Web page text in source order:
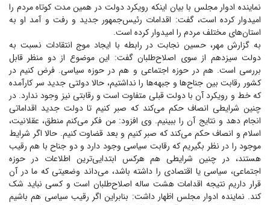
نماینده ادوار مجلس با بیان اینکه رویکرد دولت در همین مدت کوتاه مردم را
امیدوار کرده است، گفت: اقدامات رئیس‌جمهور جدید و رفت و آمد او به
استان‌های مختلف مردم را امیدوار کرده است.
به گزارش مهر، حسین نجابت در رابطه با ایجاد موج انتقادات نسبت به
دولت سیزدهم از سوی اصلاح‌طلبان گفت: این موضوع از دو منظر قابل
بررسی است. هم در حوزه اجتماعی و هم در حوزه سیاسی. فرض کنیم در
کشور رقابت بین جناح‌ها و جبهه‌ها را نداشتیم، حالا دولتی جدید سر کارآمده
که خط و رویکرد آن با دولت قبلی متفاوت است و رقابتی نیز وجود ندارد. در
چنین شرایطی انصاف حکم می‌کند که صبر کنیم تا دولت جدید اقداماتی
انجام دهد و نتایج آن را ببینیم. وی افزود: من فکر می‌کنم منطق، عقلانیت،
اسلام و انصاف حکم می‌کند که صبر کنیم و بعد قضاوت کنیم. حالا اگر شرایط
موجود را در نظر بگیریم که رقابت سیاسی وجود دارد و دو جناح با هم رقیب
هستند، در چنین شرایطی هم هرکس ابتدایی‌ترین اطلاعات در حوزه
اجتماعی، سیاسی یا اقتصادی را داشته باشد، می‌داند وضعیتی که ما در آن
قرار داریم نتیجه اقدامات هشت ساله اصلاح‌طلبان است و کسی نباید شک
کند. نماینده ادوار مجلس اظهار داشت: بنابراین اگر رقیب سیاسی هم باشیم